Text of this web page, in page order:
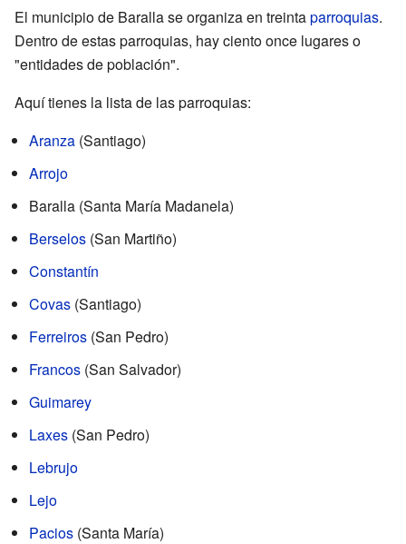
El municipio de Baralla se organiza en treintaparroquias.
Dentro de estas parroquias, hay ciento once lugares o
"entidades de población".
Aquí tienes la lista de las parroquias:
Aranza (Santiago)
Arrojo
Baralla (Santa María Madanela)
Berselos (San Martiño)
Constantín
Covas (Santiago)
Ferreiros (San Pedro)
Francos (San Salvador)
Guimarey
Laxes (San Pedro)
Lebrujo
Lejo
Pacios (Santa María)